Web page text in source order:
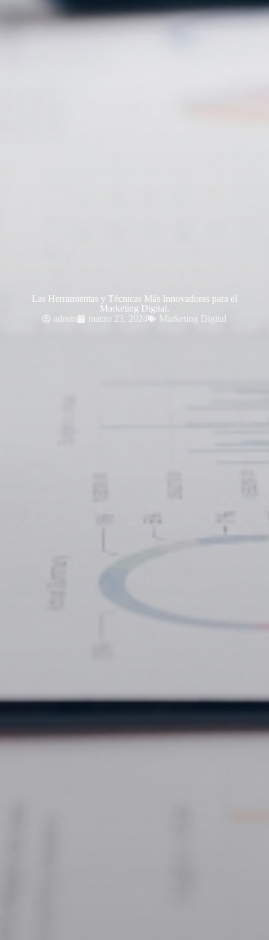
Las Herramientas y Técnicas Más Innovadoras para el
Marketing Digital.
admin
marzo 23, 2024 Marketing Digital